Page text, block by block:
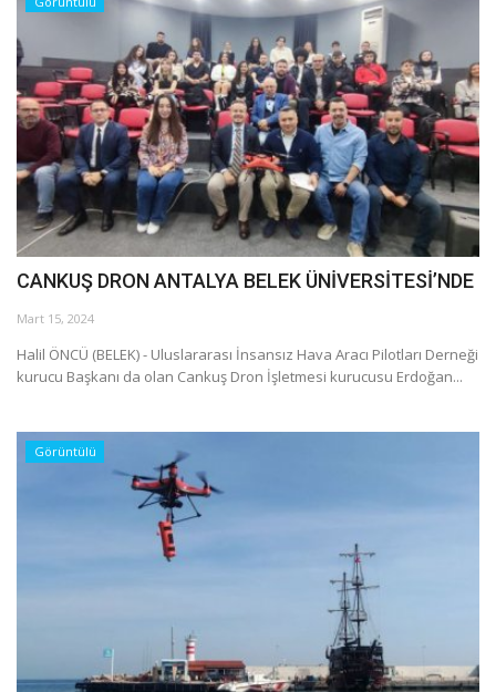
Röportajlar
Gezi - Yorum
Sizlerden Gelenler
Yorumlar
Video Tanıtım
Köşe Yazarları
Galeri
CANKUŞ DRON ANTALYA BELEK ÜNİVERSİTESİ’NDE
Mart 15, 2024
Halil ÖNCÜ (BELEK) - Uluslararası İnsansız Hava Aracı Pilotları Derneği
kurucu Başkanı da olan Cankuş Dron İşletmesi kurucusu Erdoğan...
Görüntülü